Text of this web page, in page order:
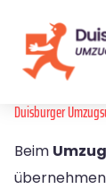
Duisburger
Beim